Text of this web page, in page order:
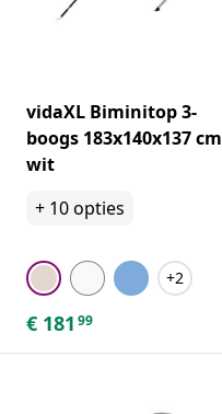
vidaXL Biminitop 3-
boogs 183x140x137 cm
wit
+ 10opties
+2
€ 181 99